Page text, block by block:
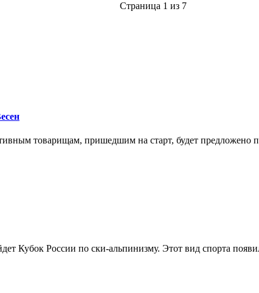
Страница 1 из 7
товарищам, пришедшим на старт, будет предложено
Кубок России по ски-альпинизму. Этот вид спорта